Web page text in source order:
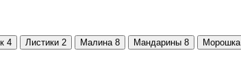
4 Листики 2 Малина 8 Мандарины 8 Морошка